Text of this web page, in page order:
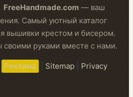
FreeHandmade.com — ваш
Самый уютный каталог
вышивки крестом и бисером.
своими руками вместе с нами.
Реклама Sitemap Privacy